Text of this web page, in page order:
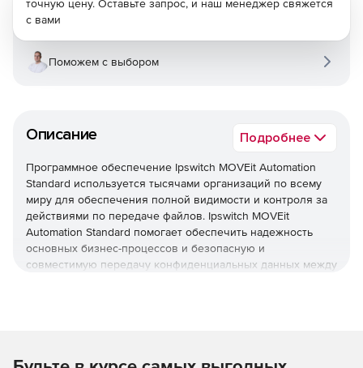
Описание Подробнее
Программное обеспечение Ipswitch MOVEit Automation
Standard используется тысячами организаций по всему
миру для обеспечения полной видимости и контроля за
действиями по передаче файлов. Ipswitch MOVEit
Automation Standard помогает обеспечить надежность
основных бизнес-процессов и безопасную и
совместимую передачу конфиденциальных данных между
Основные преимущества Ipswitch MOVEit:
точную цену. Оставьте запрос, и наш менеджер свяжется
с вами
Поможем с выбором